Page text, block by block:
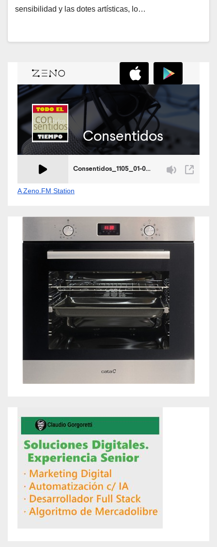
sensibilidad y las dotes artísticas, lo…
A Zeno.FM Station